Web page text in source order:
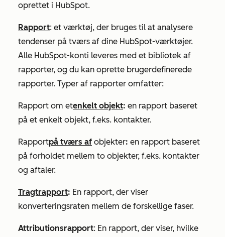
oprettet i HubSpot.
Rapport: et værktøj, der bruges til at analysere
tendenser på tværs af dine HubSpot-værktøjer.
Alle HubSpot-konti leveres med et bibliotek af
rapporter, og du kan oprette brugerdefinerede
rapporter. Typer af rapporter omfatter:
Rapport om etenkelt objekt: en rapport baseret
på et enkelt objekt, f.eks. kontakter.
Rapportpå tværs af objekter: en rapport baseret
på forholdet mellem to objekter, f.eks. kontakter
og aftaler.
Tragtrapport: En rapport, der viser
konverteringsraten mellem de forskellige faser.
Attributionsrapport: En rapport, der viser, hvilke